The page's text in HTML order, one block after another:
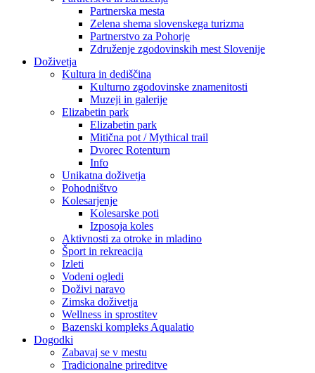
Partnerska mesta
Zelena shema slovenskega turizma
Partnerstvo za Pohorje
Združenje zgodovinskih mest Slovenije
Doživetja
Kultura in dediščina
Kulturno zgodovinske znamenitosti
Muzeji in galerije
Elizabetin park
Elizabetin park
Mitična pot / Mythical trail
Dvorec Rotenturn
Info
Unikatna doživetja
Pohodništvo
Kolesarjenje
Kolesarske poti
Izposoja koles
Aktivnosti za otroke in mladino
Šport in rekreacija
Izleti
Vodeni ogledi
Doživi naravo
Zimska doživetja
Wellness in sprostitev
Bazenski kompleks Aqualatio
Dogodki
Zabavaj se v mestu
Tradicionalne prireditve